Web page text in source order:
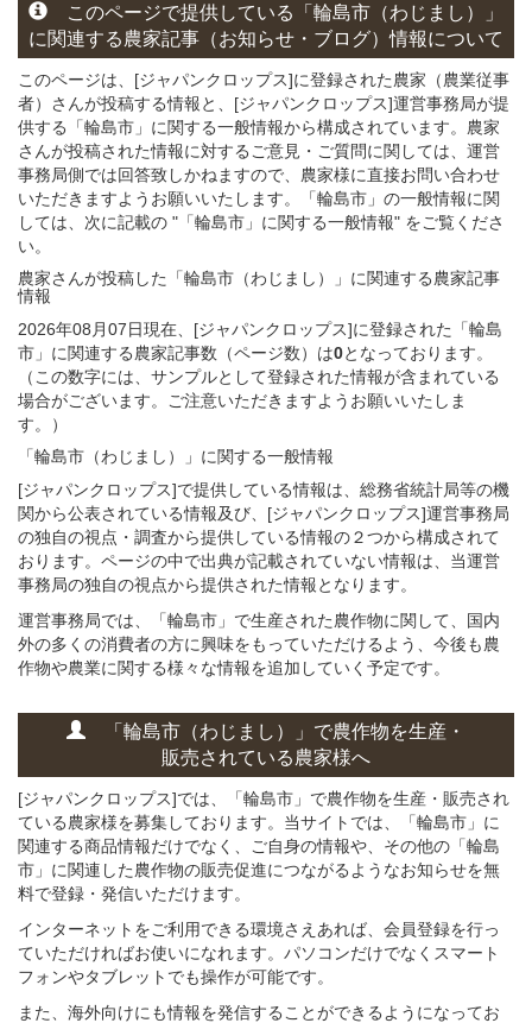
このページで提供している
「輪島市（わじまし）」
に関連する農家記事（お知らせ・ブログ）情報について
このページは、[ジャパンクロップス]に登録された農家（農業従事
者）さんが投稿する情報と、[ジャパンクロップス]運営事務局が提
供する「輪島市」に関する一般情報から構成されています。農家
さんが投稿された情報に対するご意見・ご質問に関しては、運営
事務局側では回答致しかねますので、農家様に直接お問い合わせ
いただきますようお願いいたします。「輪島市」の一般情報に関
しては、次に記載の "「輪島市」に関する一般情報" をご覧くださ
い。
農家さんが投稿した「輪島市（わじまし）」 に関連する農家記事
情報
2026年08月07日現在、[ジャパンクロップス]に登録された「輪島
市」に関連する農家記事数（ページ数）は0となっております。
（この数字には、サンプルとして登録された情報が含まれている
場合がございます。ご注意いただきますようお願いいたしま
す。）
「輪島市（わじまし）」 に関する一般情報
[ジャパンクロップス]で提供している情報は、総務省統計局等の機
関から公表されている情報及び、[ジャパンクロップス]運営事務局
の独自の視点・調査から提供している情報の２つから構成されて
おります。ページの中で出典が記載されていない情報は、当運営
事務局の独自の視点から提供された情報となります。
運営事務局では、「輪島市」で生産された農作物に関して、国内
外の多くの消費者の方に興味をもっていただけるよう、今後も農
作物や農業に関する様々な情報を追加していく予定です。
「輪島市（わじまし）」 で農作物を生産・
販売されている農家様へ
[ジャパンクロップス]では、「輪島市」で農作物を生産・販売され
ている農家様を募集しております。当サイトでは、「輪島市」に
関連する商品情報だけでなく、ご自身の情報や、その他の「輪島
市」に関連した農作物の販売促進につながるようなお知らせを無
料で登録・発信いただけます。
インターネットをご利用できる環境さえあれば、会員登録を行っ
ていただければお使いになれます。パソコンだけでなくスマート
フォンやタブレットでも操作が可能です。
また、海外向けにも情報を発信することができるようになってお